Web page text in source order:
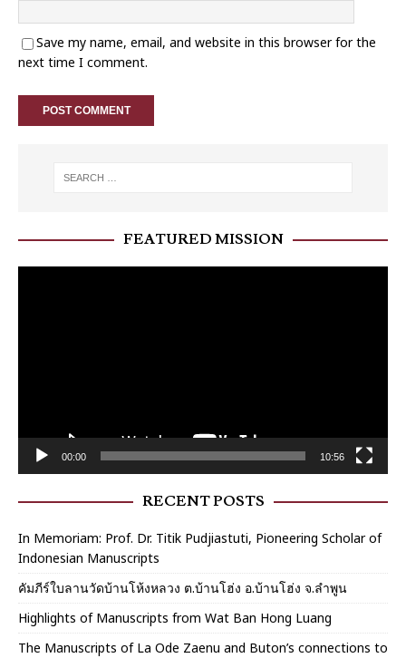
Save my name, email, and website in this browser for the
next time I comment.
FEATURED MISSION
00:00 10:56
RECENT POSTS
In Memoriam: Prof. Dr. Titik Pudjiastuti, Pioneering Scholar of
Indonesian Manuscripts
คัมภีร์ใบลานวัดบ้านโห้งหลวง ต.บ้านโฮ่ง อ.บ้านโฮ่ง จ.ลำพูน
Highlights of Manuscripts from Wat Ban Hong Luang
The Manuscripts of La Ode Zaenu and Buton’s connections to